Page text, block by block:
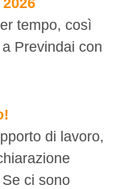
tempo, così
Previndai con
di lavoro,
ci sono